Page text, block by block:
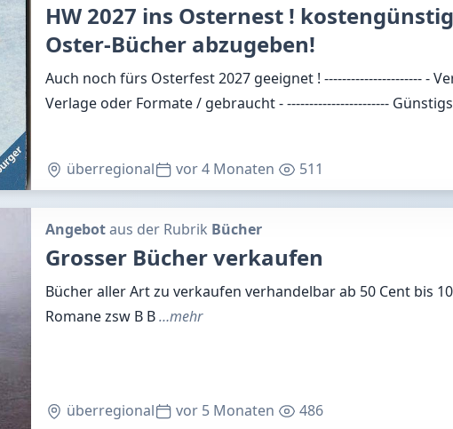
HW 2027 ins Osternest !
Oster-Bücher abzugeben!
Auch noch fürs Osterfest 2027 geeignet ! ---------------------- -
Verlage oder Formate / gebraucht - -----------------------
überregional vor 4 Monaten 511
Angebotaus der Rubrik Bücher
Grosser Bücher verkaufen
Bücher aller Art zu verkaufen verhandelbar ab 50 Cent bis
Romane zsw B B…mehr
überregional vor 5 Monaten 486